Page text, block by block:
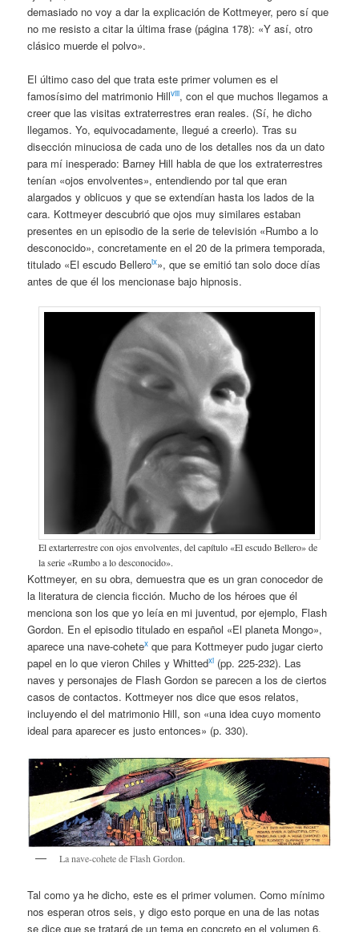
demasiado no voy a dar la explicación de Kottmeyer, pero sí que
no me resisto a citar la última frase (página 178): «Y así, otro
clásico muerde el polvo».
El último caso del que trata este primer volumen es el
famosísimo del matrimonio Hillviii, con el que muchos llegamos a
creer que las visitas extraterrestres eran reales. (Sí, he dicho
llegamos. Yo, equivocadamente, llegué a creerlo). Tras su
disección minuciosa de cada uno de los detalles nos da un dato
para mí inesperado: Barney Hill habla de que los extraterrestres
tenían «ojos envolventes», entendiendo por tal que eran
alargados y oblicuos y que se extendían hasta los lados de la
cara. Kottmeyer descubrió que ojos muy similares estaban
presentes en un episodio de la serie de televisión «Rumbo a lo
desconocido», concretamente en el 20 de la primera temporada,
titulado «El escudo Belleroix», que se emitió tan solo doce días
antes de que él los mencionase bajo hipnosis.
El extarterrestre con ojos envolventes, del capítulo «El escudo Bellero» de
la serie «Rumbo a lo desconocido».
Kottmeyer, en su obra, demuestra que es un gran conocedor de
la literatura de ciencia ficción. Mucho de los héroes que él
menciona son los que yo leía en mi juventud, por ejemplo, Flash
Gordon. En el episodio titulado en español «El planeta Mongo»,
aparece una nave-cohetex que para Kottmeyer pudo jugar cierto
papel en lo que vieron Chiles y Whittedxi (pp. 225-232). Las
naves y personajes de Flash Gordon se parecen a los de ciertos
casos de contactos. Kottmeyer nos dice que esos relatos,
incluyendo el del matrimonio Hill, son «una idea cuyo momento
ideal para aparecer es justo entonces» (p. 330).
La nave-cohete de Flash Gordon.
Tal como ya he dicho, este es el primer volumen. Como mínimo
nos esperan otros seis, y digo esto porque en una de las notas
se dice que se tratará de un tema en concreto en el volumen 6.